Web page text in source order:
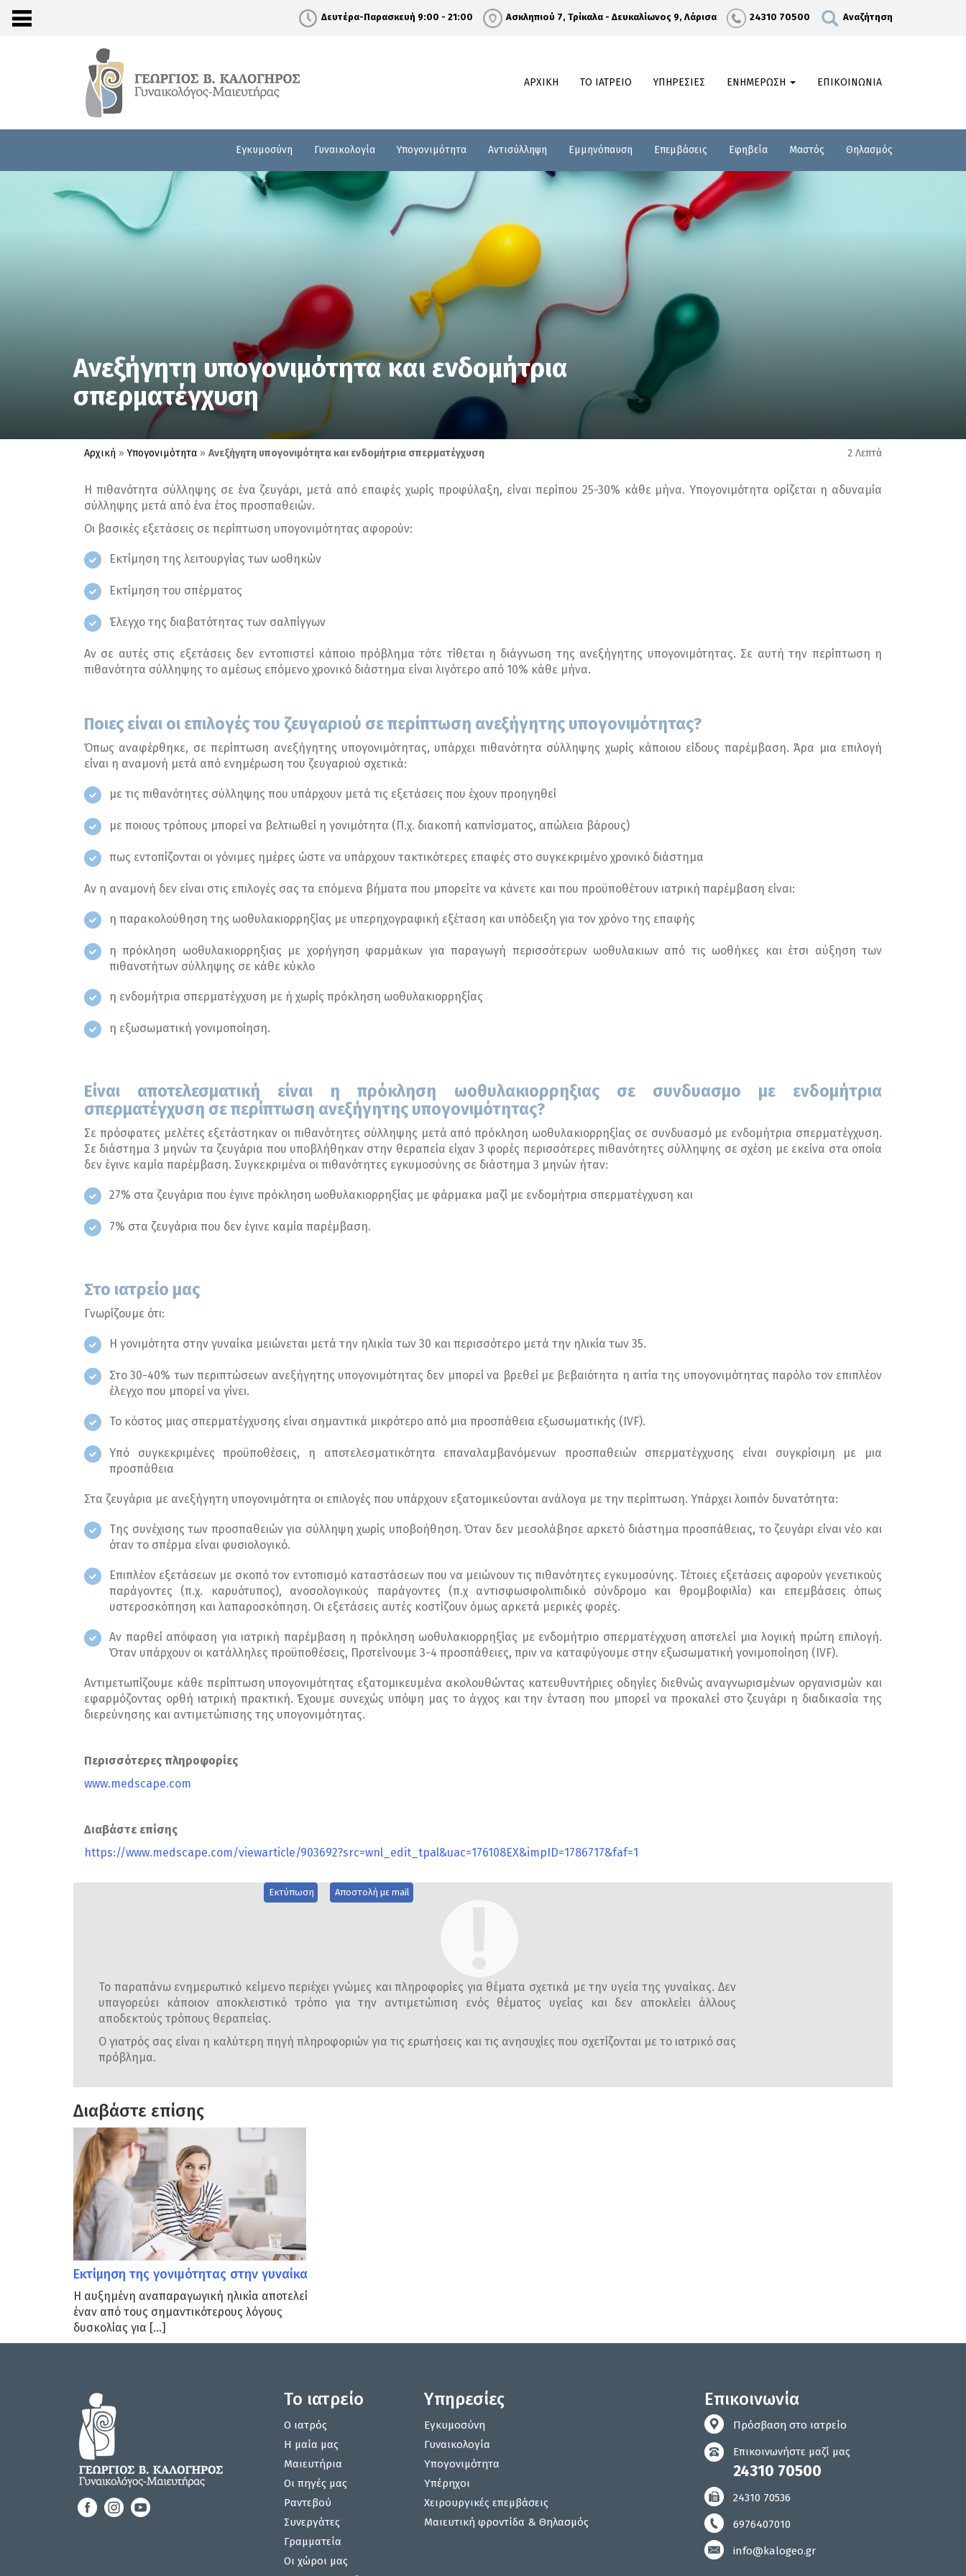
Δευτέρα-Παρασκευή 9:00 - 21:00 Ασκληπιού 7, Τρίκαλα - Δευκαλίωνος 9, Λάρισα 24310 70500 Αναζήτηση
ΑΡΧΙΚΗ ΤΟ ΙΑΤΡΕΙΟ ΥΠΗΡΕΣΙΕΣ ΕΝΗΜΕΡΩΣΗ ΕΠΙΚΟΙΝΩΝΙΑ
Εγκυμοσύνη Γυναικολογία Υπογονιμότητα Αντισύλληψη Εμμηνόπαυση Επεμβάσεις Εφηβεία Μαστός Θηλασμός
Ανεξήγητη υπογονιμότητα και ενδομήτρια
σπερματέγχυση
Αρχική »Υπογονιμότητα » Ανεξήγητη υπογονιμότητα και ενδομήτρια σπερματέγχυση 2 Λεπτά
Η πιθανότητα σύλληψης σε ένα ζευγάρι, μετά από επαφές χωρίς προφύλαξη, είναι περίπου 25-30% κάθε μήνα. Υπογονιμότητα ορίζεται η αδυναμία
σύλληψης μετά από ένα έτος προσπαθειών.
Οι βασικές εξετάσεις σε περίπτωση υπογονιμότητας αφορούν:
Εκτίμηση της λειτουργίας των ωοθηκών
Εκτίμηση του σπέρματος
Έλεγχο της διαβατότητας των σαλπίγγων
Αν σε αυτές στις εξετάσεις δεν εντοπιστεί κάποιο πρόβλημα τότε τίθεται η διάγνωση της ανεξήγητης υπογονιμότητας. Σε αυτή την περίπτωση η
πιθανότητα σύλληψης το αμέσως επόμενο χρονικό διάστημα είναι λιγότερο από 10% κάθε μήνα.
Ποιες είναι οι επιλογές του ζευγαριού σε περίπτωση ανεξήγητης υπογονιμότητας?
Όπως αναφέρθηκε, σε περίπτωση ανεξήγητης υπογονιμότητας, υπάρχει πιθανότητα σύλληψης χωρίς κάποιου είδους παρέμβαση. Άρα μια επιλογή
είναι η αναμονή μετά από ενημέρωση του ζευγαριού σχετικά:
με τις πιθανότητες σύλληψης που υπάρχουν μετά τις εξετάσεις που έχουν προηγηθεί
με ποιους τρόπους μπορεί να βελτιωθεί η γονιμότητα (Π.χ. διακοπή καπνίσματος, απώλεια βάρους)
πως εντοπίζονται οι γόνιμες ημέρες ώστε να υπάρχουν τακτικότερες επαφές στο συγκεκριμένο χρονικό διάστημα
Αν η αναμονή δεν είναι στις επιλογές σας τα επόμενα βήματα που μπορείτε να κάνετε και που προϋποθέτουν ιατρική παρέμβαση είναι:
η παρακολούθηση της ωοθυλακιορρηξίας με υπερηχογραφική εξέταση και υπόδειξη για τον χρόνο της επαφής
η πρόκληση ωοθυλακιορρηξιας με χορήγηση φαρμάκων για παραγωγή περισσότερων ωοθυλακιων από τις ωοθήκες και έτσι αύξηση των
πιθανοτήτων σύλληψης σε κάθε κύκλο
η ενδομήτρια σπερματέγχυση με ή χωρίς πρόκληση ωοθυλακιορρηξίας
η εξωσωματική γονιμοποίηση.
Είναι αποτελεσματική είναι η πρόκληση ωοθυλακιορρηξιας σε συνδυασμο με ενδομήτρια
σπερματέγχυση σε περίπτωση ανεξήγητης υπογονιμότητας?
Σε πρόσφατες μελέτες εξετάστηκαν οι πιθανότητες σύλληψης μετά από πρόκληση ωοθυλακιορρηξίας σε συνδυασμό με ενδομήτρια σπερματέγχυση.
Σε διάστημα 3 μηνών τα ζευγάρια που υποβλήθηκαν στην θεραπεία είχαν 3 φορές περισσότερες πιθανότητες σύλληψης σε σχέση με εκείνα στα οποία
δεν έγινε καμία παρέμβαση. Συγκεκριμένα οι πιθανότητες εγκυμοσύνης σε διάστημα 3 μηνών ήταν:
27% στα ζευγάρια που έγινε πρόκληση ωοθυλακιορρηξίας με φάρμακα μαζί με ενδομήτρια σπερματέγχυση και
7% στα ζευγάρια που δεν έγινε καμία παρέμβαση.
Στο ιατρείο μας
Γνωρίζουμε ότι:
Η γονιμότητα στην γυναίκα μειώνεται μετά την ηλικία των 30 και περισσότερο μετά την ηλικία των 35.
Στο 30-40% των περιπτώσεων ανεξήγητης υπογονιμότητας δεν μπορεί να βρεθεί με βεβαιότητα η αιτία της υπογονιμότητας παρόλο τον επιπλέον
έλεγχο που μπορεί να γίνει.
Το κόστος μιας σπερματέγχυσης είναι σημαντικά μικρότερο από μια προσπάθεια εξωσωματικής (IVF).
Υπό συγκεκριμένες προϋποθέσεις, η αποτελεσματικότητα επαναλαμβανόμενων προσπαθειών σπερματέγχυσης είναι συγκρίσιμη με μια
προσπάθεια
Στα ζευγάρια με ανεξήγητη υπογονιμότητα οι επιλογές που υπάρχουν εξατομικεύονται ανάλογα με την περίπτωση. Υπάρχει λοιπόν δυνατότητα:
Της συνέχισης των προσπαθειών για σύλληψη χωρίς υποβοήθηση. Όταν δεν μεσολάβησε αρκετό διάστημα προσπάθειας, το ζευγάρι είναι νέο και
όταν το σπέρμα είναι φυσιολογικό.
Επιπλέον εξετάσεων με σκοπό τον εντοπισμό καταστάσεων που να μειώνουν τις πιθανότητες εγκυμοσύνης. Τέτοιες εξετάσεις αφορούν γενετικούς
παράγοντες (π.χ. καρυότυπος), ανοσολογικούς παράγοντες (π.χ αντισφωσφολιπιδικό σύνδρομο και θρομβοφιλία) και επεμβάσεις όπως
υστεροσκόπηση και λαπαροσκόπηση. Οι εξετάσεις αυτές κοστίζουν όμως αρκετά μερικές φορές.
Αν παρθεί απόφαση για ιατρική παρέμβαση η πρόκληση ωοθυλακιορρηξίας με ενδομήτριο σπερματέγχυση αποτελεί μια λογική πρώτη επιλογή.
Όταν υπάρχουν οι κατάλληλες προϋποθέσεις, Προτείνουμε 3-4 προσπάθειες, πριν να καταφύγουμε στην εξωσωματική γονιμοποίηση (IVF).
Αντιμετωπίζουμε κάθε περίπτωση υπογονιμότητας εξατομικευμένα ακολουθώντας κατευθυντήριες οδηγίες διεθνώς αναγνωρισμένων οργανισμών και
εφαρμόζοντας ορθή ιατρική πρακτική. Έχουμε συνεχώς υπόψη μας το άγχος και την ένταση που μπορεί να προκαλεί στο ζευγάρι η διαδικασία της
διερεύνησης και αντιμετώπισης της υπογονιμότητας.
Περισσότερες πληροφορίες
www.medscape.com
Διαβάστε επίσης
https://www.medscape.com/viewarticle/903692?src=wnl_edit_tpal&uac=176108EX&impID=1786717&faf=1
Εκτύπωση Αποστολή με mail
Το παραπάνω ενημερωτικό κείμενο περιέχει γνώμες και πληροφορίες για θέματα σχετικά με την υγεία της γυναίκας. Δεν
υπαγορεύει κάποιον αποκλειστικό τρόπο για την αντιμετώπιση ενός θέματος υγείας και δεν αποκλείει άλλους
αποδεκτούς τρόπους θεραπείας.
Ο γιατρός σας είναι η καλύτερη πηγή πληροφοριών για τις ερωτήσεις και τις ανησυχίες που σχετίζονται με το ιατρικό σας
πρόβλημα.
Διαβάστε επίσης
Εκτίμηση της γονιμότητας στην γυναίκα
Η αυξημένη αναπαραγωγική ηλικία αποτελεί
έναν από τους σημαντικότερους λόγους
δυσκολίας για […]
Το ιατρείο
Ο ιατρός
Η μαία μας
Μαιευτήρια
Οι πηγές μας
Ραντεβού
Συνεργάτες
Γραμματεία
Οι χώροι μας
Υπηρεσίες
Εγκυμοσύνη
Γυναικολογία
Υπογονιμότητα
Υπέρηχοι
Χειρουργικές επεμβάσεις
Μαιευτική φροντίδα & Θηλασμός
Επικοινωνία
Πρόσβαση στο ιατρείο
Επικοινωνήστε μαζί μας
24310 70500
24310 70536
6976407010
info@kalogeo.gr